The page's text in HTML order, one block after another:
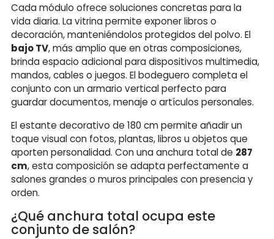
Cada módulo ofrece soluciones concretas para la
vida diaria. La vitrina permite exponer libros o
decoración, manteniéndolos protegidos del polvo. El
bajo TV, más amplio que en otras composiciones,
brinda espacio adicional para dispositivos multimedia,
mandos, cables o juegos. El bodeguero completa el
conjunto con un armario vertical perfecto para
guardar documentos, menaje o artículos personales.
El estante decorativo de 180 cm permite añadir un
toque visual con fotos, plantas, libros u objetos que
aporten personalidad. Con una anchura total de 287
cm, esta composición se adapta perfectamente a
salones grandes o muros principales con presencia y
orden.
¿Qué anchura total ocupa este
conjunto de salón?